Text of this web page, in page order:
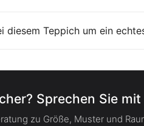
diesem Teppich um ein
Sprechen Sie mit
zu Größe, Muster und